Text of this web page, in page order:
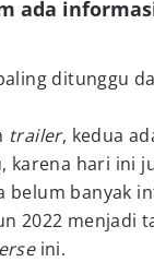
ada
ditunggu
trailer, kedua
karena hari ini
belum banyak
2022 menjadi
ini.